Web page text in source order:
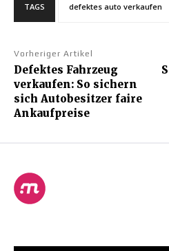
TAGS defektes auto verkaufen
Vorheriger Artikel
Defektes Fahrzeug
verkaufen: So sichern
sich Autobesitzer faire
Ankaufpreise